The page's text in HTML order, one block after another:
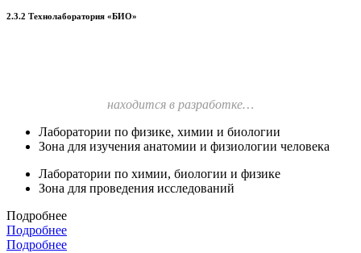
2.3.2 Технолаборатория «БИО»
находится в разработке…
Лаборатории по физике, химии и биологии
Зона для изучения анатомии и физиологии человека
Лаборатории по химии, биологии и физике
Зона для проведения исследований
Подробнее
Подробнее
Подробнее